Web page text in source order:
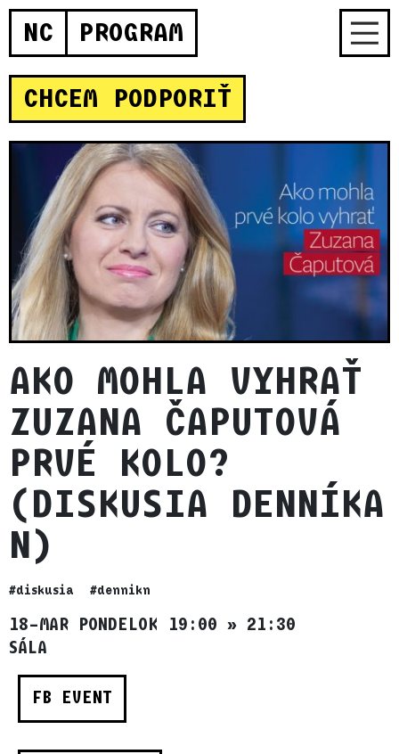
NC PROGRAM
CHCEM PODPORIŤ
AKO MOHLA VYHRAŤ
ZUZANA ČAPUTOVÁ
PRVÉ KOLO?
(DISKUSIA DENNÍKA
N)
#diskusia #dennikn
18–MAR PONDELOK 19:00 » 21:30
SÁLA
FB EVENT